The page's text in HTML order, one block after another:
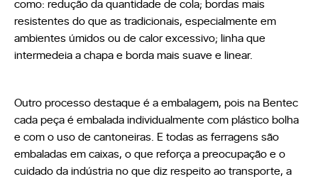
como: redução da quantidade de cola; bordas mais
resistentes do que as tradicionais, especialmente em
ambientes úmidos ou de calor excessivo; linha que
intermedeia a chapa e borda mais suave e linear.
Outro processo destaque é a embalagem, pois na Bentec
cada peça é embalada individualmente com plástico bolha
e com o uso de cantoneiras. E todas as ferragens são
embaladas em caixas, o que reforça a preocupação e o
cuidado da indústria no que diz respeito ao transporte, a